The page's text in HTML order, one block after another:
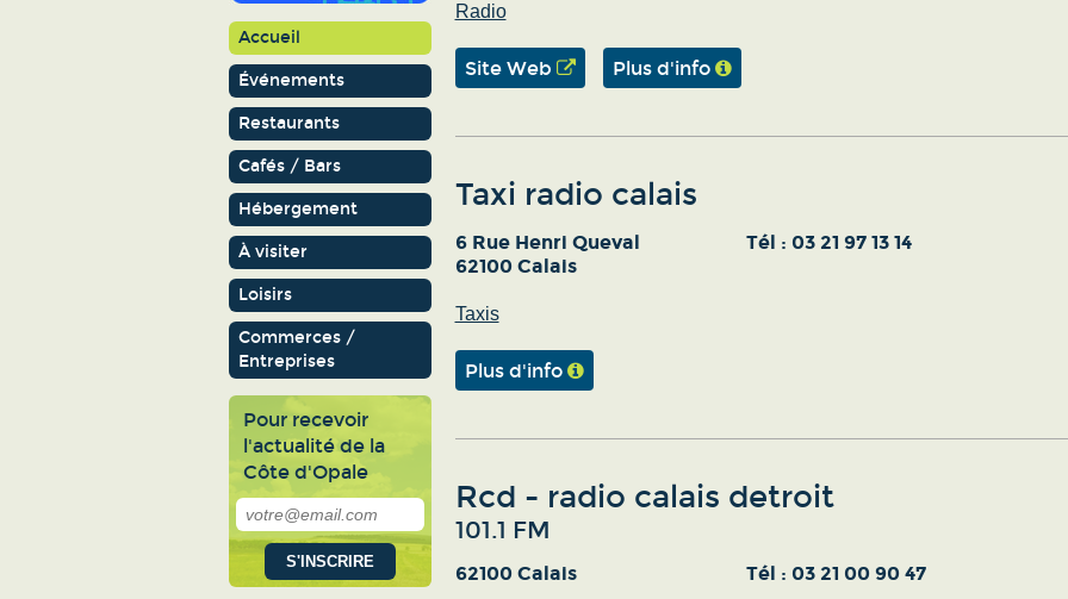
Accueil
Événements
Restaurants
Cafés / Bars
Hébergement
À visiter
Loisirs
Commerces /
Entreprises
Pour recevoir
l'actualité de la
Côte d'Opale
Radio
Site Web Plus d'info
Taxi radio calais
6 Rue Henri Queval
62100 Calais
Tél : 03 21 97 13 14
Taxis
Plus d'info
Rcd - radio calais detroit
101.1 FM
62100 Calais Tél : 03 21 00 90 47